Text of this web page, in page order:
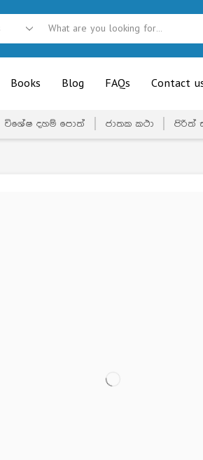
Books Blog FAQs Contact
විශේෂ දහම් පොත් ජාතක කථා පිරිත්